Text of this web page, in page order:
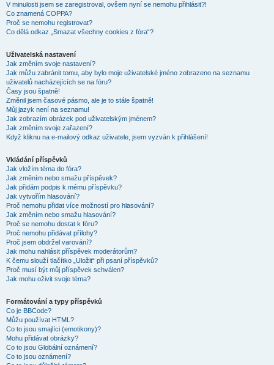
V minulosti jsem se zaregistroval, ovšem nyní se nemohu přihlásit?!
Co znamená COPPA?
Proč se nemohu registrovat?
Co dělá odkaz „Smazat všechny cookies z fóra“?
Uživatelská nastavení
Jak změním svoje nastavení?
Jak můžu zabránit tomu, aby bylo moje uživatelské jméno zobrazeno na seznamu
uživatelů nacházejících se na fóru?
Časy jsou špatně!
Změnil jsem časové pásmo, ale je to stále špatně!
Můj jazyk není na seznamu!
Jak zobrazím obrázek pod uživatelským jménem?
Jak změním svoje zařazení?
Když kliknu na e-mailový odkaz uživatele, jsem vyzván k přihlášení!
Vkládání příspěvků
Jak vložím téma do fóra?
Jak změním nebo smažu příspěvek?
Jak přidám podpis k mému příspěvku?
Jak vytvořím hlasování?
Proč nemohu přidat více možností pro hlasování?
Jak změním nebo smažu hlasování?
Proč se nemohu dostat k fóru?
Proč nemohu přidávat přílohy?
Proč jsem obdržel varování?
Jak mohu nahlásit příspěvek moderátorům?
K čemu slouží tlačítko „Uložit“ při psaní příspěvků?
Proč musí být můj příspěvek schválen?
Jak mohu oživit svoje téma?
Formátování a typy příspěvků
Co je BBCode?
Můžu používat HTML?
Co to jsou smajlíci (emotikony)?
Mohu přidávat obrázky?
Co to jsou Globální oznámení?
Co to jsou oznámení?